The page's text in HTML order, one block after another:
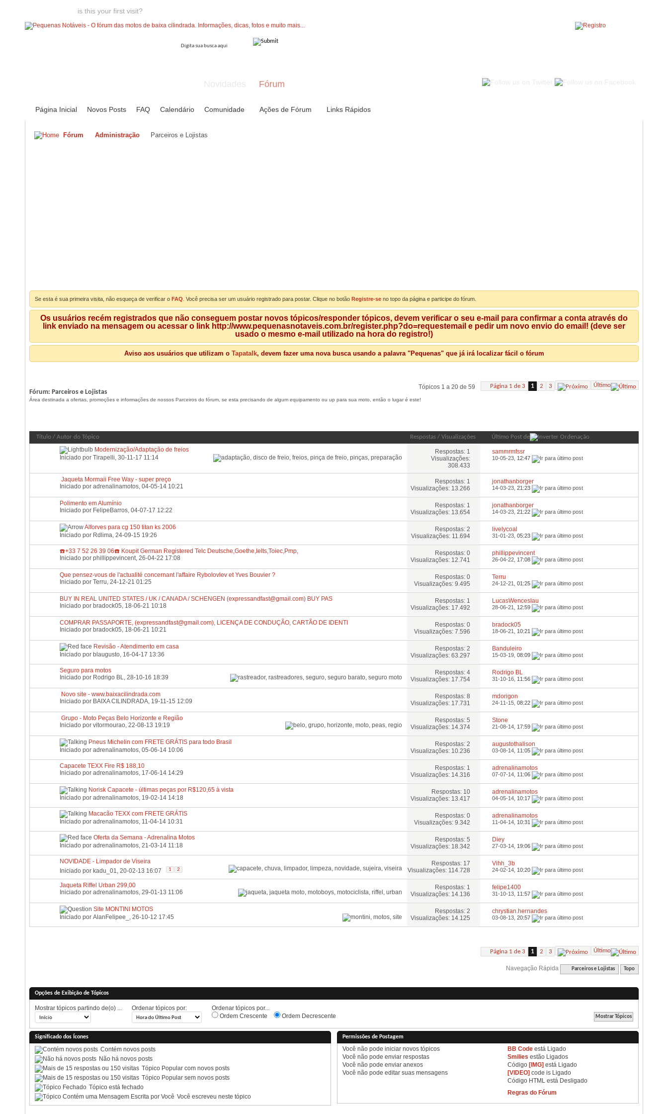
is this your first visit?
Fórum
Página Inicial Novos Posts FAQ Calendário Comunidade Ações de Fórum Links Rápidos
Fórum Administração Parceiros e Lojistas
Se esta é sua primeira visita, não esqueça de verificar o FAQ . Você precisa ser um usuário registrado para postar. Clique no botão Registre-se no topo da página e participe do fórum.
Os usuários recém registrados que não conseguem postar novos tópicos/responder tópicos, devem verificar o seu e-mail para confirmar a conta através do
link enviado na mensagem ou acessar o link http://www.pequenasnotaveis.com.br/register.php?do=requestemail e pedir um novo envio do email! (deve ser
usado o mesmo e-mail utilizado na hora do registro!)
Aviso aos usuários que utilizam o Tapatalk, devem fazer uma nova busca usando a palavra "Pequenas" que já irá localizar fácil o fórum
Página 1 de 3 1 2 3 Último
Tópicos 1 a 20 de 59
Fórum: Parceiros e Lojistas
Área destinada a ofertas, promoções e informações de nossos Parceiros do fórum, se esta precisando de algum equipamento ou up para sua moto, então o lugar é este!
Título / Autor do Tópico Respostas /Visualizações Último Post de
Modernização/Adaptação de freios
Iniciado por Tirapelli, 30-11-17 11:14
Respostas: 1
Visualizações:
308.433
sammrmfssr
10-05-23, 12:47
Jaqueta Mormaii Free Way - super preço
Iniciado por adrenalinamotos, 04-05-14 10:21
Respostas: 1
Visualizações: 13.266
jonathanborger
14-03-23,21:23
Polimento em Alumínio
Iniciado por FelipeBarros, 04-07-17 12:22
Respostas: 1
Visualizações: 13.654
jonathanborger
14-03-23,21:22
Alforves para cg 150 titan ks 2006
Iniciado por Rdlima, 24-09-15 19:26
Respostas: 2
Visualizações: 11.694
livelycoal
31-01-23,05:23
☎️+33 7 52 26 39 06☎️ Koupit German Registered Telc Deutsche,Goethe,Ielts,Toiec,Pmp,
Iniciado por phillippevincent, 26-04-22 17:08
Respostas: 0
Visualizações: 12.741
phillippevincent
26-04-22, 17:08
Que pensez-vous de l'actualité concernant l'affaire Rybolovlev et Yves Bouvier ?
Iniciado por Terru, 24-12-21 01:25
Respostas: 0
Visualizações: 9.495
Terru
24-12-21,01:25
BUY IN REAL UNITED STATES / UK / CANADA / SCHENGEN (expressandfast@gmail.com) BUY PAS
Iniciado por bradock05, 18-06-21 10:18
Respostas: 1
Visualizações: 17.492
LucasWenceslau
28-06-21, 12:59
COMPRAR PASSAPORTE, (expressandfast@gmail.com), LICENÇA DE CONDUÇÃO, CARTÃO DE IDENTI
Iniciado por bradock05, 18-06-21 10:21
Respostas: 0
Visualizações: 7.596
bradock05
18-06-21, 10:21
Revisão - Atendimento em casa
Iniciado por blaugusto, 16-04-17 13:36
Respostas: 2
Visualizações: 63.297
Banduleiro
15-03-19,08:09
Seguro para motos
Iniciado por Rodrigo BL, 28-10-16 18:39
Respostas: 4
Visualizações: 17.754
Rodrigo BL
31-10-16, 11:56
Novo site - www.baixacilindrada.com
Iniciado por BAIXA CILINDRADA, 19-11-15 12:09
Respostas: 8
Visualizações: 17.731
mdorigon
24-11-15,08:22
Grupo - Moto Peças Belo Horizonte e Região
Iniciado por vitormourao, 22-08-13 19:19
Respostas: 5
Visualizações: 14.374
Stone
21-08-14, 17:59
Pneus Michelin com FRETE GRÁTIS para todo Brasil
Iniciado por adrenalinamotos, 05-06-14 10:06
Respostas: 2
Visualizações: 10.236
augustothalison
03-08-14, 11:05
Capacete TEXX Fire R$ 188,10
Iniciado por adrenalinamotos, 17-06-14 14:29
Respostas: 1
Visualizações: 14.316
adrenalinamotos
07-07-14, 11:06
Norisk Capacete - últimas peças por R$120,65 à vista
Iniciado por adrenalinamotos, 19-02-14 14:18
Respostas: 10
Visualizações: 13.417
adrenalinamotos
04-05-14, 10:17
Macacão TEXX com FRETE GRÁTIS
Iniciado por adrenalinamotos, 11-04-14 10:31
Respostas: 0
Visualizações: 9.342
adrenalinamotos
11-04-14, 10:31
Oferta da Semana - Adrenalina Motos
Iniciado por adrenalinamotos, 21-03-14 11:18
Respostas: 5
Visualizações: 18.342
Diey
27-03-14, 19:06
NOVIDADE - Limpador de Viseira
Iniciado por kadu_01, 20-02-13 16:07 1 2
Respostas: 17
Visualizações: 114.728
Vihh_3b
24-02-14, 10:20
Jaqueta Riffel Urban 299,00
Iniciado por adrenalinamotos, 29-01-13 11:06
Respostas: 1
Visualizações: 14.136
felipe1400
31-10-13, 11:57
Site MONTINI MOTOS
Iniciado por AlanFelipee_ , 26-10-12 17:45
Respostas: 2
Visualizações: 14.125
chrystian.hernandes
03-08-13,20:57
Página 1 de 3 1 2 3 Último
Navegação Rápida Parceiros e Lojistas Topo
Opções de Exibição de Tópicos
Mostrar tópicos partindo de(o) ... Ordenar tópicos por:
Ordenar tópicos por...
Ordem Crescente
Ordem Decrescente
Significado dos Ícones
Contém novos posts
Não há novos posts
Tópico Popular com novos posts
Tópico Popular sem novos posts
Tópico está fechado
Você escreveu neste tópico
Permissões de Postagem
Vocênão pode iniciar novos tópicos
Vocênão pode enviar respostas
Vocênão pode enviar anexos
Vocênão pode editar suas mensagens
BB Code está Ligado
Smilies estão Ligados
Código [IMG] está Ligado
[VIDEO] code is Ligado
Código HTML está Desligado
Regras do Fórum